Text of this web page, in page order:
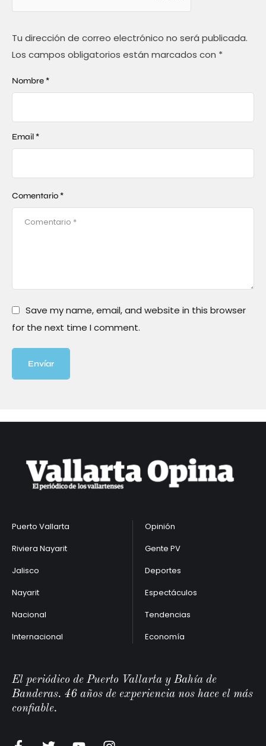
Tu dirección de correo electrónico no será publicada.
Los campos obligatorios están marcados con *
Comentario *
Nombre *
Email *
Save my name, email, and website in this browser
for the next time I comment.
Envíar
Puerto Vallarta
Riviera Nayarit
Jalisco
Nayarit
Nacional
Internacional
Opinión
Gente PV
Deportes
Espectáculos
Tendencias
Economía
El periódico de Puerto Vallarta y Bahía de
Banderas. 46 años de experiencia nos hace el más
confiable.